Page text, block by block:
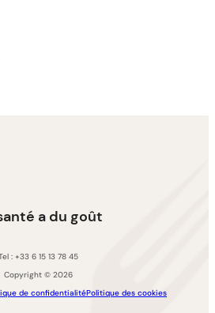
a du goût
: +33 6 15 13 78 45
Copyright © 2026
de confidentialitéPolitique des cookies